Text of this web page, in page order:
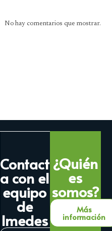
No hay comentarios que mostrar.
Contact
a con el
equipo
de
Imedes
¿Quién
es
somos?
Más
información